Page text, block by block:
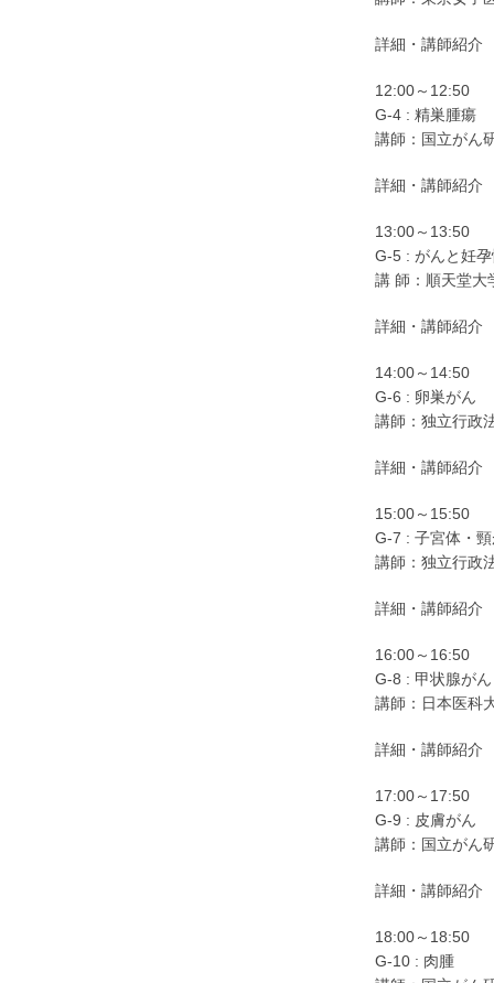
詳細・講師
12:00～12:50
G-4 : 精巣腫瘍
講師：国立がん
詳細・講師紹
13:00～13:50
G-5 : がんと妊
講 師：順天堂
詳細・講師紹
14:00～14:50
G-6 : 卵巣がん
講師：独立行
詳細・講師紹
15:00～15:50
G-7 : 子宮体・
講師：独立行
詳細・講師紹
16:00～16:50
G-8 : 甲状腺がん
講師：日本医
詳細・講師紹
17:00～17:50
G-9 : 皮膚がん
講師：国立が
詳細・講師紹
18:00～18:50
G-10 : 肉腫